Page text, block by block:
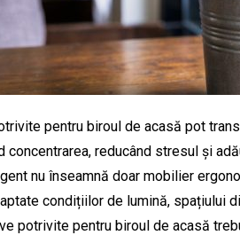
pentru biroul de acasă pot
concentrarea, reducând stresul și
nu înseamnă doar mobilier
condițiilor de lumină, spațiului
potrivite pentru biroul de acasă